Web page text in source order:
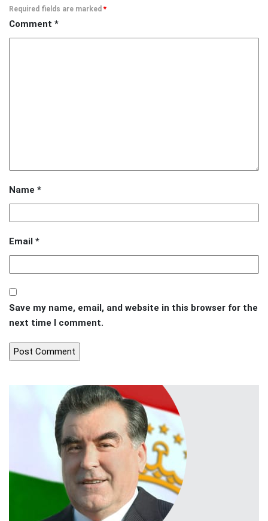
Required fields are marked *
Comment *
Name *
Email *
Save my name, email, and website in this browser for the
next time I comment.